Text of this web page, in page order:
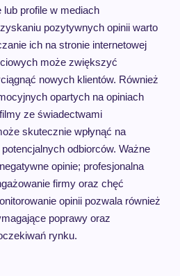
profile w mediach
pozytywnych opinii warto
ich na stronie internetowej
może zwiększyć
nowych klientów. Również
opartych na opiniach
ze świadectwami
skutecznie wpłynąć na
odbiorców. Ważne
opinie; profesjonalna
firmy oraz chęć
opinii pozwala również
poprawy oraz
rynku.